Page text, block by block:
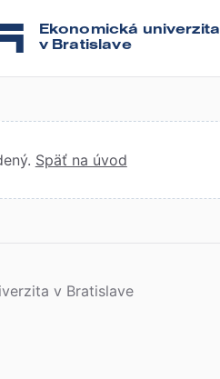
Ekonomická univerzita
v Bratislave
Späť na úvod
v Bratislave